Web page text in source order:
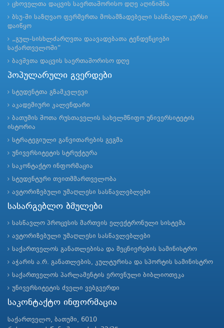
ცხოველთა დაცვის საერთაშორისო დღე აღინიშნა
ბსუ-ში საზღვაო ფერმერთა მოსამზადებელი სასწავლო კურსი
დაიწყო
„გულ-სისხლძარღვთა დაავადებათა ტენდენციები
საქართველოში“
ბავშვთა დაცვის საერთაშორისო დღე
პოპულარული გვერდები
სტუდენტთა გზამკვლევი
აკადემიური კალენდარი
ბათუმის შოთა რუსთაველის სახელმწიფო უნივერსიტეტის
ისტორია
სტრატეგიული განვითარების გეგმა
უნივერსიტეტის სტრუქტურა
საკონტაქტო ინფორმაცია
სტუდენტური თვითმმართველობა
ავტორიზებული უმაღლესი სასწავლებლები
სასარგებლო ბმულები
სასწავლო პროცესის მართვის ელექტრონული სისტემა
ავტორიზებული უმაღლესი სასწავლებლები
საქართველოს განათლებისა და მეცნიერების სამინისტრო
აჭარის ა.რ. განათლების, კულტურისა და სპორტის სამინისტრო
საქართველოს პარლამენტის ეროვნული ბიბლიოთეკა
უნივერსიტეტის ძველი ვებგვერდი
საკონტაქტო ინფორმაცია
საქართველო, ბათუმი, 6010